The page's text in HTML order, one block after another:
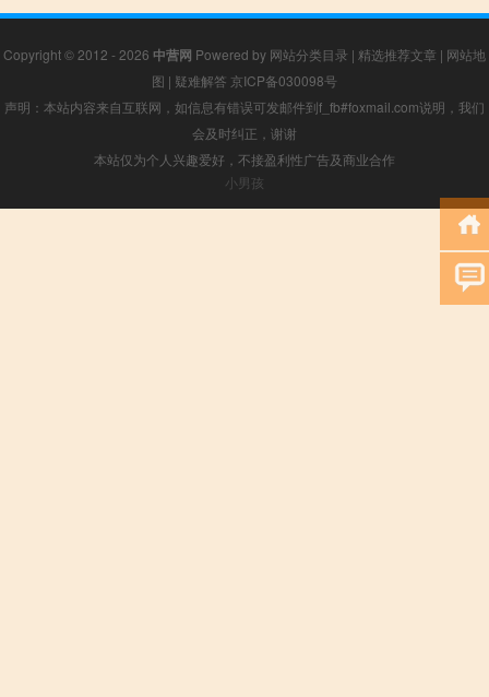
Copyright © 2012 - 2026 中营网 Powered by 网站分类目录 | 精选推荐文章 | 网站地
图 | 疑难解答 京ICP备030098号
声明：本站内容来自互联网，如信息有错误可发邮件到f_fb#foxmail.com说明，我们
会及时纠正，谢谢
本站仅为个人兴趣爱好，不接盈利性广告及商业合作
小男孩